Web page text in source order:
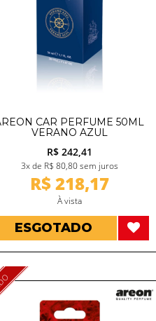
CAR PERFUME 50ML
VERANO AZUL
R$ 242,41
3x de R$ 80,80 sem juros
R$ 218,17
À vista
ESGOTADO